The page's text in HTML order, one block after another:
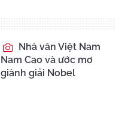
Nhà văn Việt Nam
Nam Cao và ước mơ
giành giải Nobel